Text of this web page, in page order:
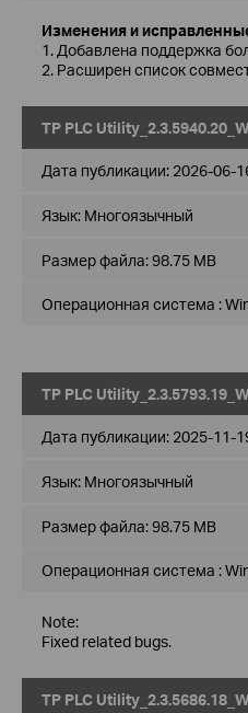
Изменения и
1. Добавлена поддержка
2. Расширен список
TP PLC
Дата публикации: 2026-06-
Язык: Многоязычный
Размер файла:98.75 MB
Операционная система :
TP PLC
Дата публикации: 2025-11-
Язык: Многоязычный
Размер файла:98.75 MB
Операционная система :
Note:
Fixed related bugs.
TP PLC